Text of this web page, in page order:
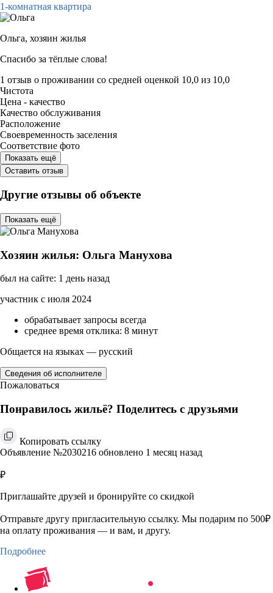
1-комнатная квартира
Ольга, хозяин жилья
Спасибо за тёплые слова!
1 отзыв о проживании со средней оценкой 10,0 из 10,0
Чистота
Цена - качество
Качество обслуживания
Расположение
Своевременность заселения
Соответствие фото
Показать ещё
Оставить отзыв
Другие отзывы об объекте
Показать ещё
Хозяин жилья: Ольга Манухова
был на сайте: 1 день назад
участник с июля 2024
обрабатывает запросы всегда
среднее время отклика: 8 минут
Общается на языках — русский
Сведения об исполнителе
Пожаловаться
Понравилось жильё? Поделитесь с друзьями
Копировать ссылку
Объявление №2030216 обновлено 1 месяц назад
₽
Приглашайте друзей и бронируйте со скидкой
Отправьте другу пригласительную ссылку. Мы подарим по 500₽
на оплату проживания — и вам, и другу.
Подробнее